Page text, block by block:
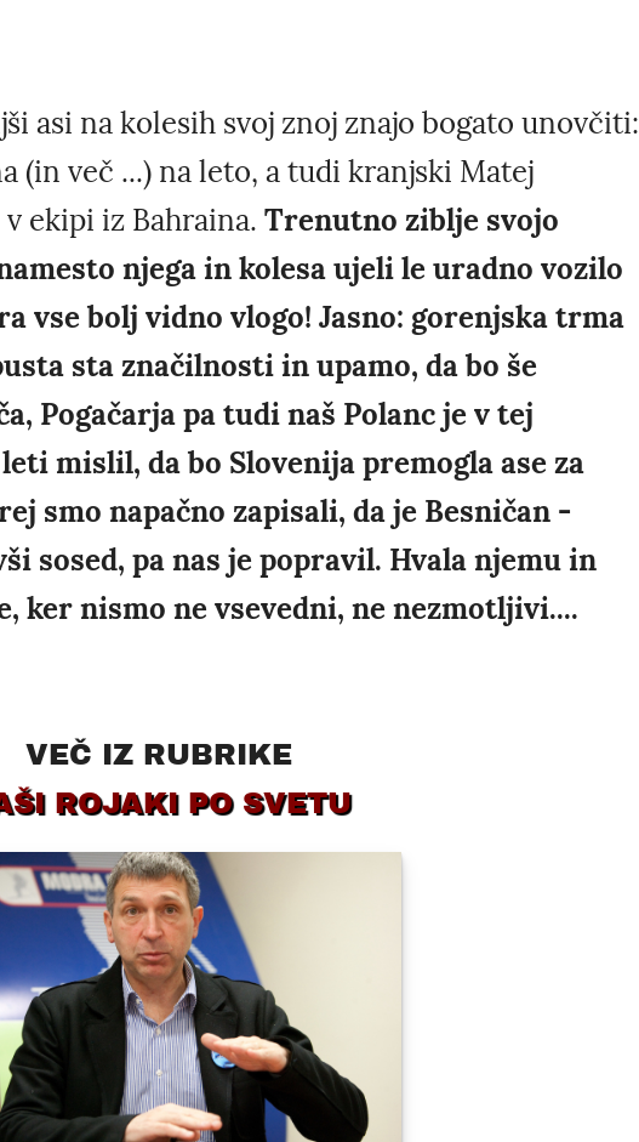
asi na kolesih svoj znoj znajo bogato unovčiti:
(in več ...) na leto, a tudi kranjski Matej
ekipi iz Bahraina. Trenutno ziblje svojo
njega in kolesa ujeli le uradno vozilo
vse bolj vidno vlogo! Jasno: gorenjska trma
sta značilnosti in upamo, da bo še
Pogačarja pa tudi naš Polanc je v tej
mislil, da bo Slovenija premogla ase za
smo napačno zapisali, da je Besničan -
sosed, pa nas je popravil. Hvala njemu in
ker nismo ne vsevedni, ne nezmotljivi....
VEČ IZ RUBRIKE
ROJAKI PO SVETU